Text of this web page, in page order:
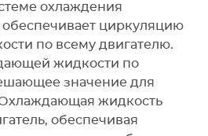
охлаждения
циркуляцию
по всему двигателю.
жидкости по
значение для
жидкость
обеспечивая